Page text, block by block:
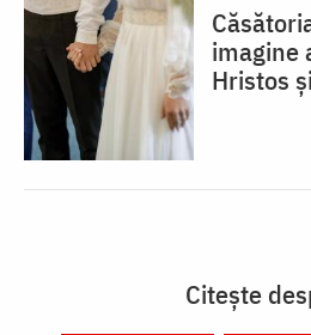
imagine
Hristos
Citește